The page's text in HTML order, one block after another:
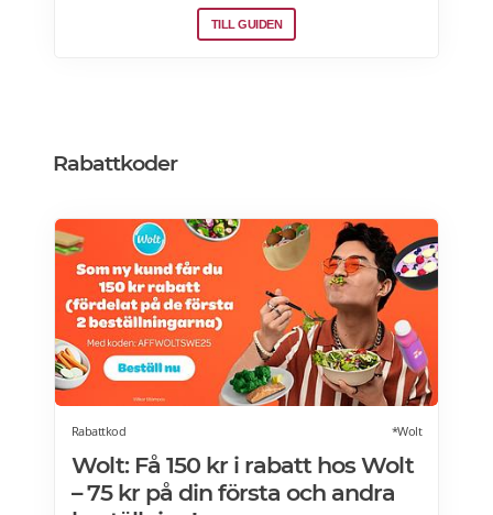
TILL GUIDEN
Rabattkoder
Rabattkod *Wolt
Wolt: Få 150 kr i rabatt hos Wolt
– 75 kr på din första och andra